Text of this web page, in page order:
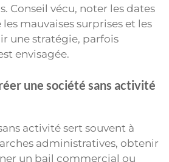
Conseil vécu, noter les dates
mauvaises surprises et les
une stratégie, parfois
envisagée.
une société sans activité
activité sert souvent à
administratives, obtenir
un bail commercial ou